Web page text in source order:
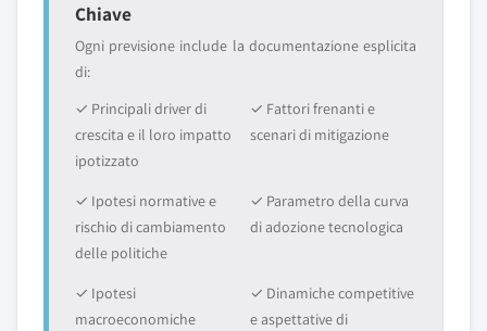
Chiave
Ogni previsione include la documentazione esplicita
di:
✓ Principali driver di
crescita e il loro impatto
ipotizzato
✓ Fattori frenanti e
scenari di mitigazione
✓ Ipotesi normative e
rischio di cambiamento
delle politiche
✓ Parametro della curva
di adozione tecnologica
✓ Ipotesi
macroeconomiche
✓ Dinamiche competitive
e aspettative di